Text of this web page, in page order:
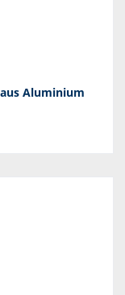
Aluminium